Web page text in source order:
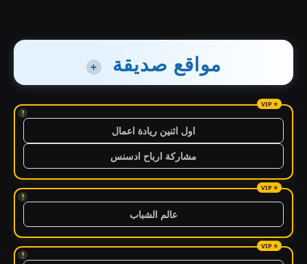
مواقع صديقة +
!
اول اثنين ريادة اعمال
مشاركة ارباح ادسنس
!
عالم الشباب
!